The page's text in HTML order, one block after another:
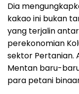
Dia
kakao ini bukan
yang terjalin
perekonomian
sektor Pertanian.
Mentan baru-
para petani